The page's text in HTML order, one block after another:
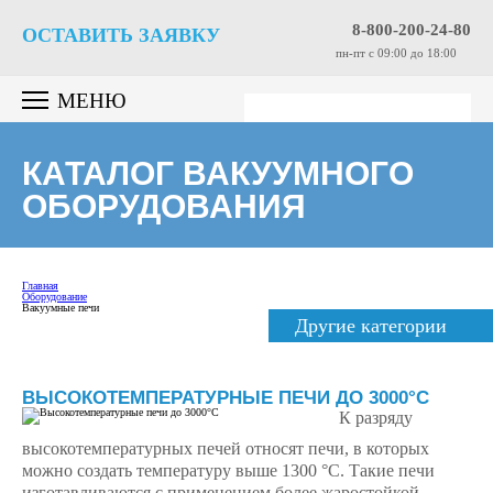
8-800-200-24-80
пн-пт c 09:00 до 18:00
ОСТАВИТЬ ЗАЯВКУ
МЕНЮ
КАТАЛОГ ВАКУУМНОГО
ОБОРУДОВАНИЯ
Главная
Оборудование
Вакуумные печи
Другие категории
ВЫСОКОТЕМПЕРАТУРНЫЕ ПЕЧИ ДО 3000°С
К разряду
высокотемпературных печей относят печи, в которых
можно создать температуру выше 1300 °С. Такие печи